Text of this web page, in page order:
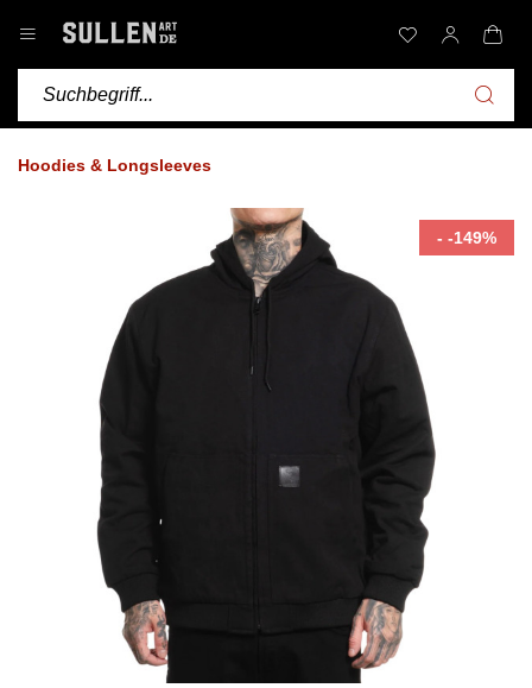
Hoodies & Longsleeves
- -149%